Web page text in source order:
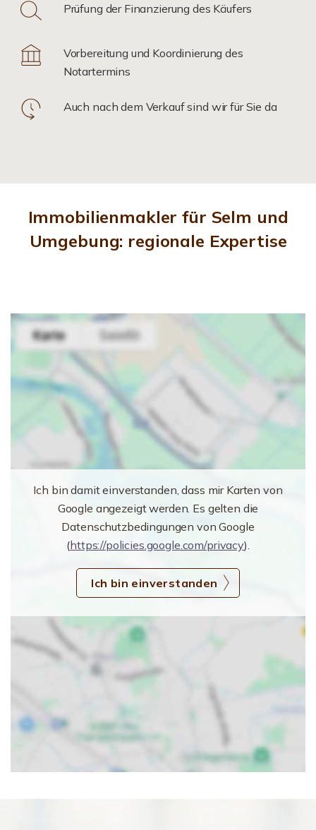
Prüfung der Finanzierung des Käufers
Vorbereitung und Koordinierung des
Notartermins
Auch nach dem Verkauf sind wir für Sie da
Immobilienmakler für Selm und
Umgebung: regionale Expertise
Ich bin damit einverstanden, dass mir Karten von
Google angezeigt werden. Es gelten die
Datenschutzbedingungen von Google
(https://policies.google.com/privacy).
Ich bin einverstanden